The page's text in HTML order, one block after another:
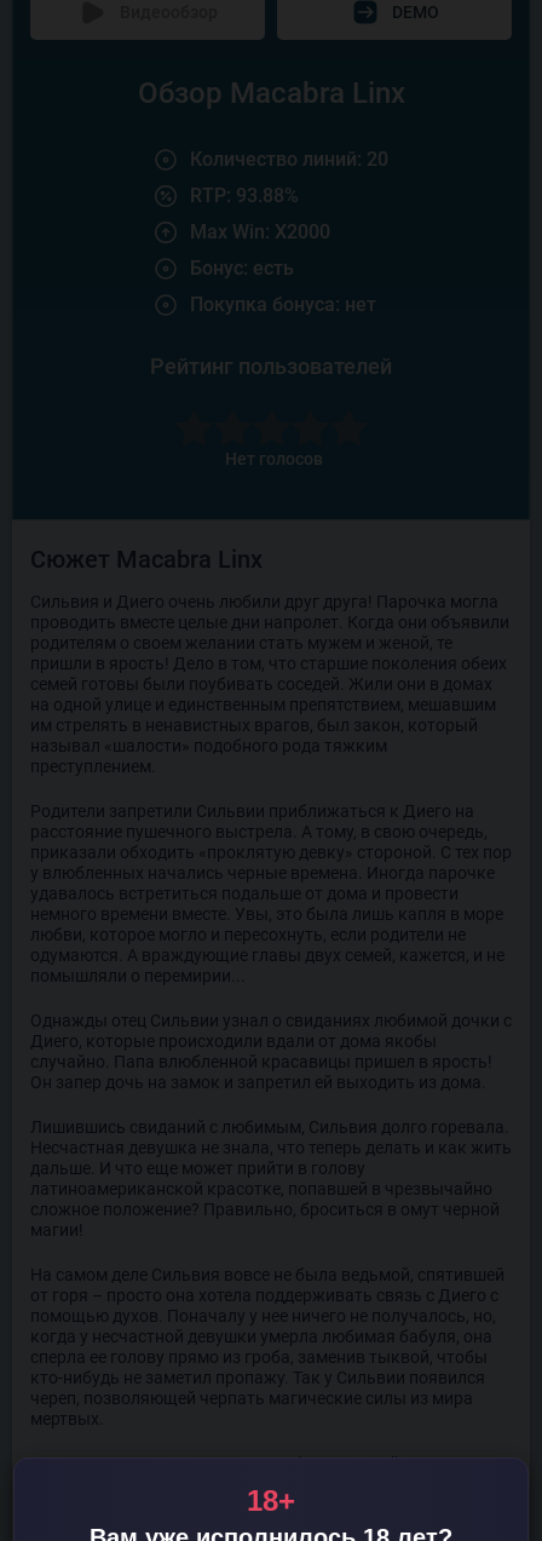
DEMO
Обзор Macabra Linx
Количество линий: 20
RTP: 93.88%
Max Win: X2000
Бонус: есть
Покупка бонуса: нет
Рейтинг пользователей
Нет голосов
Сюжет Macabra Linx
Сильвия и Диего очень любили друг друга! Парочка могла
проводить вместе целые дни напролет. Когда они объявили
родителям о своем желании стать мужем и женой, те
пришли в ярость! Дело в том, что старшие поколения обеих
семей готовы были поубивать соседей. Жили они в домах
на одной улице и единственным препятствием, мешавшим
им стрелять в ненавистных врагов, был закон, который
называл «шалости» подобного рода тяжким
преступлением.
Родители запретили Сильвии приближаться к Диего на
расстояние пушечного выстрела. А тому, в свою очередь,
приказали обходить «проклятую девку» стороной. С тех пор
у влюбленных начались черные времена. Иногда парочке
удавалось встретиться подальше от дома и провести
немного времени вместе. Увы, это была лишь капля в море
любви, которое могло и пересохнуть, если родители не
одумаются. А враждующие главы двух семей, кажется, и не
помышляли о перемирии...
Однажды отец Сильвии узнал о свиданиях любимой дочки с
Диего, которые происходили вдали от дома якобы
случайно. Папа влюбленной красавицы пришел в ярость!
Он запер дочь на замок и запретил ей выходить из дома.
Лишившись свиданий с любимым, Сильвия долго горевала.
Несчастная девушка не знала, что теперь делать и как жить
дальше. И что еще может прийти в голову
латиноамериканской красотке, попавшей в чрезвычайно
сложное положение? Правильно, броситься в омут черной
магии!
На самом деле Сильвия вовсе не была ведьмой, спятившей
от горя – просто она хотела поддерживать связь с Диего с
помощью духов. Поначалу у нее ничего не получалось, но,
когда у несчастной девушки умерла любимая бабуля, она
сперла ее голову прямо из гроба, заменив тыквой, чтобы
кто-нибудь не заметил пропажу. Так у Сильвии появился
череп, позволяющей черпать магические силы из мира
мертвых.
Заполучив в свое распоряжение бесконечный источник
кошек, ящериц и других существ из параллельной
реальности. Надо сказать, они весьма охотно шли на
18+